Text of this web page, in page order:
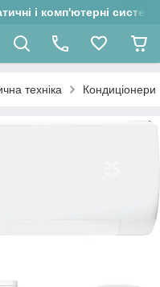
і комп'ютерні системи
техніка Кондиціонери